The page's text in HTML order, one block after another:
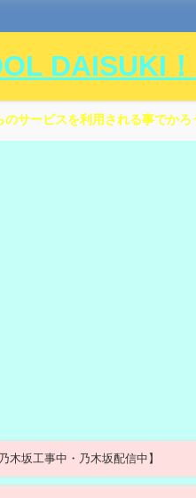
DAISUKI
サービスを利用される事でか
木坂工事中・乃木坂配信中】